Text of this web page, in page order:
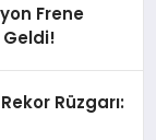
Frene
Geldi!
Rüzgarı: